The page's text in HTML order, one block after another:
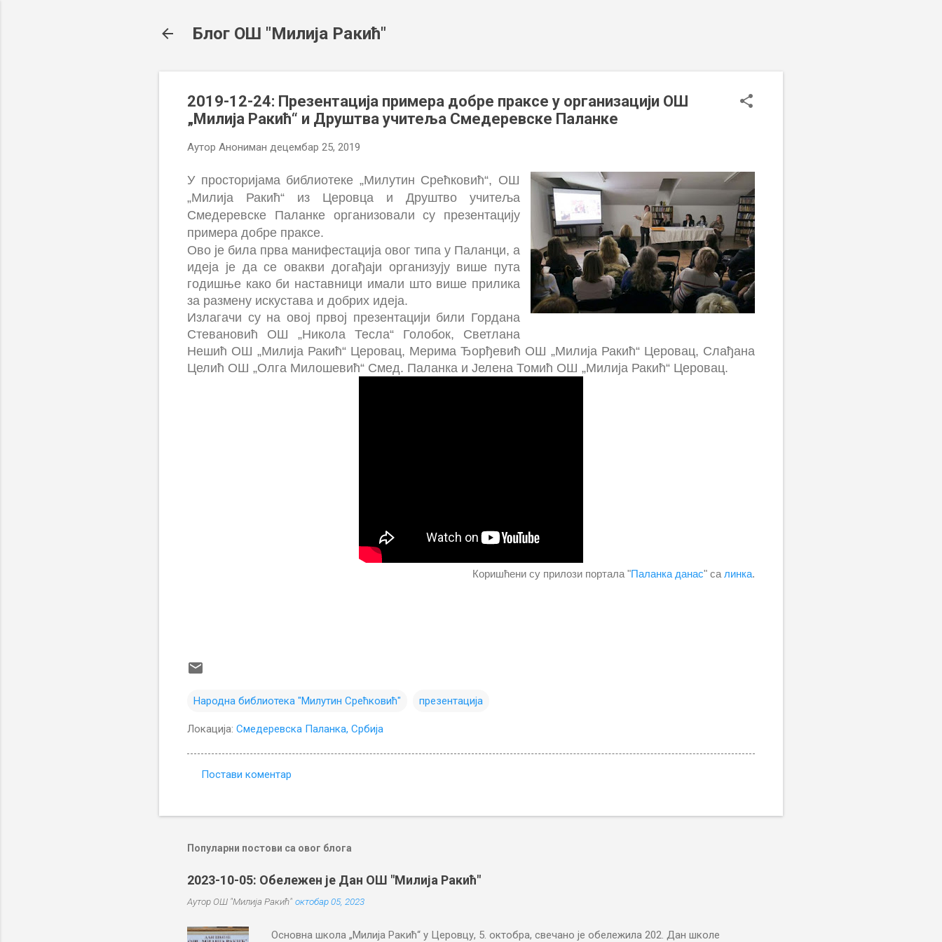
Блог ОШ "Милија Ракић"
2019-12-24: Презентација примера добре праксе у организацији ОШ
„Милија Ракић“ и Друштва учитеља Смедеревске Паланке
Аутор Анониман децембар 25, 2019
У просторијама библиотеке „Милутин Срећковић“, ОШ
„Милија Ракић“ из Церовца и Друштво учитеља
Смедеревске Паланке организовали су презентацију
примера добре праксе.
Ово је била прва манифестација овог типа у Паланци, а
идеја је да се овакви догађаји организују више пута
годишње како би наставници имали што више прилика
за размену искустава и добрих идеја.
Излагачи су на овој првој презентацији били Гордана
Стевановић ОШ „Никола Тесла“ Голобок, Светлана
Нешић ОШ „Милија Ракић“ Церовац, Мерима Ђорђевић ОШ „Милија Ракић“ Церовац, Слађана
Целић ОШ „Олга Милошевић“ Смед. Паланка и Јелена Томић ОШ „Милија Ракић“ Церовац.
Коришћени су прилози портала "Паланка данас" са линка.
Народна библиотека "Милутин Срећковић" презентација
Локација: Смедеревска Паланка, Србија
е
т
а
р
Постави коментар
Популарни постови са овог блога
2023-10-05: Обележен је Дан ОШ "Милија Ракић"
Аутор ОШ "Милија Ракић" октобар 05, 2023
Основна школа „Милија Ракић“ у Церовцу, 5. октобра, свечано је обележила 202. Дан школе